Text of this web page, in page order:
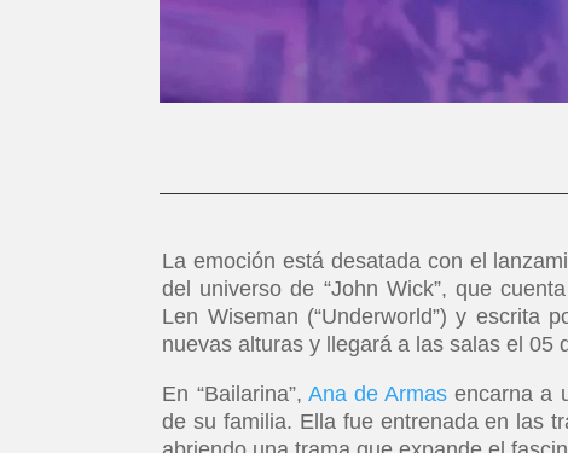
La emoción está desatada con el
del universo de “John Wick”, que
Len Wiseman (“Underworld”) y escrita
nuevas alturas y llegará a las salas el 05
En “Bailarina”, Ana de Armas encarna a
de su familia. Ella fue entrenada en las